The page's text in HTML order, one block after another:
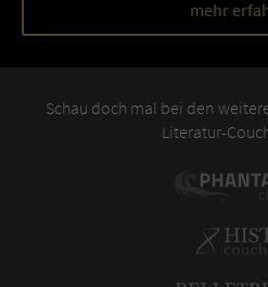
mehr
Schau doch mal bei den
Literatur-